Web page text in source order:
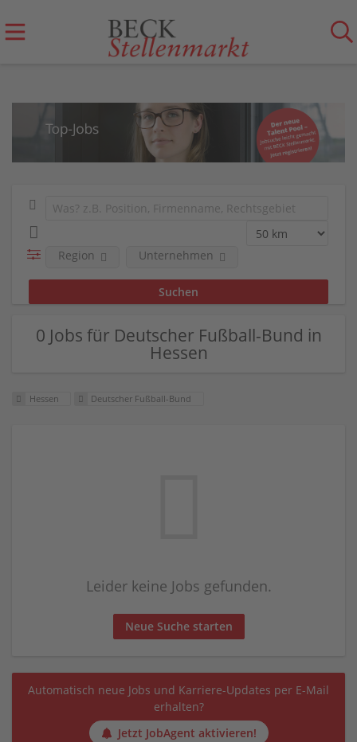
Region Unternehmen
0 Jobs für Deutscher Fußball-Bund in
Hessen
Hessen Deutscher Fußball-Bund
Leider keine Jobs gefunden.
Neue Suche starten
Automatisch neue Jobs und Karriere-Updates per E-Mail
erhalten?
Jetzt JobAgent aktivieren!